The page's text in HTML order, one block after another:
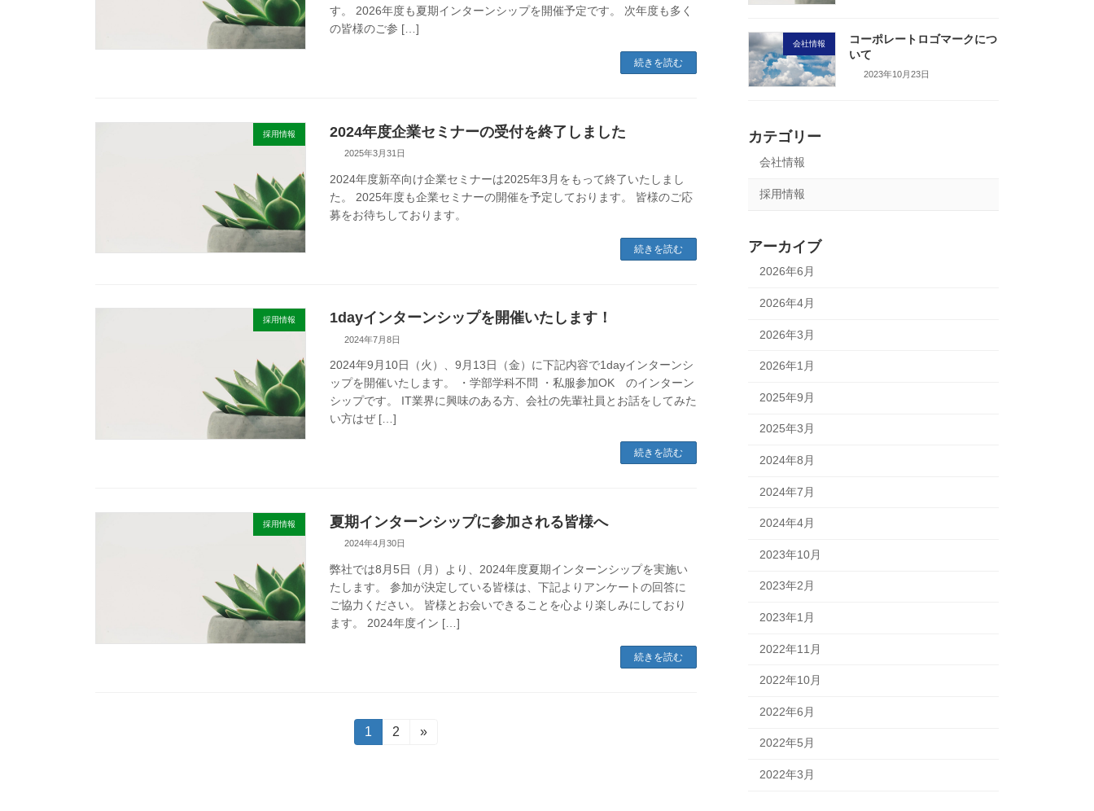
す。 2026年度も夏期インターンシップを開催予定です。 次年度も多く
の皆様のご参 […]
続きを読む
採用情報 2024年度企業セミナーの受付を終了しました
2025年3月31日
2024年度新卒向け企業セミナーは2025年3月をもって終了いたしまし
た。 2025年度も企業セミナーの開催を予定しております。 皆様のご応
募をお待ちしております。
続きを読む
採用情報 1dayインターンシップを開催いたします！
2024年7月8日
2024年9月10日（火）、9月13日（金）に下記内容で1dayインターンシ
ップを開催いたします。 ・学部学科不問 ・私服参加OK のインターン
シップです。 IT業界に興味のある方、会社の先輩社員とお話をしてみた
い方はぜ […]
続きを読む
採用情報 夏期インターンシップに参加される皆様へ
2024年4月30日
弊社では8月5日（月）より、2024年度夏期インターンシップを実施い
たします。 参加が決定している皆様は、下記よりアンケートの回答に
ご協力ください。 皆様とお会いできることを心より楽しみにしており
ます。 2024年度イン […]
続きを読む
固
定
1
固
2 »
会社情報
コーポレートロゴマークにつ
いて
2023年10月23日
カテゴリー
会社情報
採用情報
アーカイブ
2026年6月
2026年4月
2026年3月
2026年1月
2025年9月
2025年3月
2024年8月
2024年7月
2024年4月
2023年10月
2023年2月
2023年1月
2022年11月
2022年10月
2022年6月
2022年5月
2022年3月